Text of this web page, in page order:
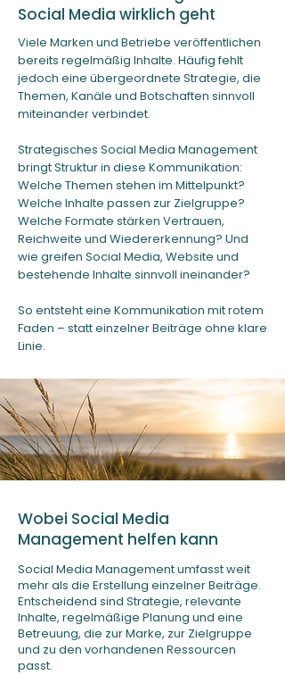
Social Media wirklich geht
Viele Marken und Betriebe veröffentlichen
bereits regelmäßig Inhalte. Häufig fehlt
jedoch eine übergeordnete Strategie, die
Themen, Kanäle und Botschaften sinnvoll
miteinander verbindet.
Strategisches Social Media Management
bringt Struktur in diese Kommunikation:
Welche Themen stehen im Mittelpunkt?
Welche Inhalte passen zur Zielgruppe?
Welche Formate stärken Vertrauen,
Reichweite und Wiedererkennung? Und
wie greifen Social Media, Website und
bestehende Inhalte sinnvoll ineinander?
So entsteht eine Kommunikation mit rotem
Faden – statt einzelner Beiträge ohne klare
Linie.
Wobei Social Media
Management helfen kann
Social Media Management umfasst weit
mehr als die Erstellung einzelner Beiträge.
Entscheidend sind Strategie, relevante
Inhalte, regelmäßige Planung und eine
Betreuung, die zur Marke, zur Zielgruppe
und zu den vorhandenen Ressourcen
passt.